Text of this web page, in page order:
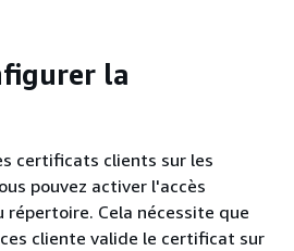
la
certificats clients sur les
pouvez activer l'accès
Cela nécessite que
cliente valide le certificat sur